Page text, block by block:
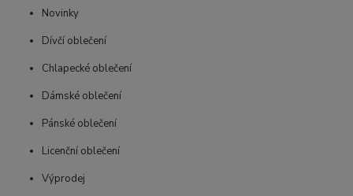
Novinky
Dívčí oblečení
Chlapecké oblečení
Dámské oblečení
Pánské oblečení
Licenční oblečení
Výprodej